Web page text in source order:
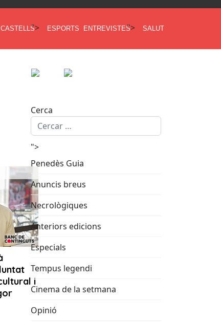
CASTELLS"> ESPORTS ENTREVISTES"> SALUT
Cerca
">
Penedès Guia
Anuncis breus
Necrològiques
Anteriors edicions
Especials
Tempus legendi
Cinema de la setmana
Opinió